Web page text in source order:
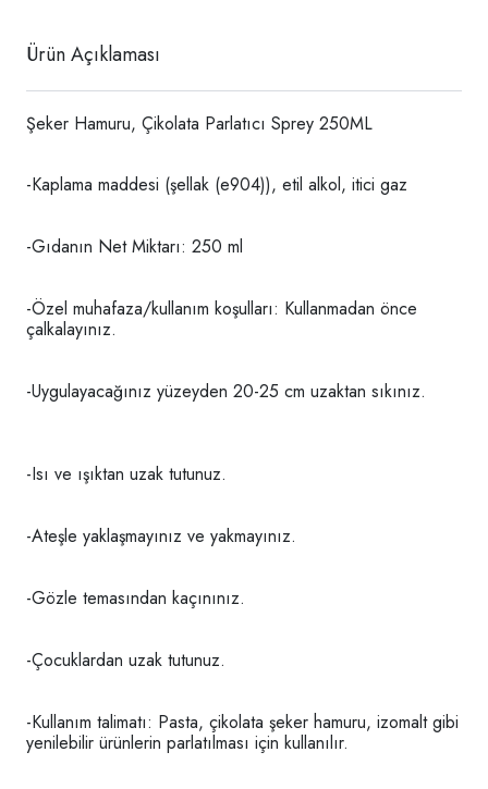
Ürün Açıklaması
Şeker Hamuru, Çikolata Parlatıcı Sprey 250ML
-Kaplama maddesi (şellak (e904)), etil alkol, itici gaz
-Gıdanın Net Miktarı: 250 ml
-Özel muhafaza/kullanım koşulları: Kullanmadan önce
çalkalayınız.
-Uygulayacağınız yüzeyden 20-25 cm uzaktan sıkınız.
-Isı ve ışıktan uzak tutunuz.
-Ateşle yaklaşmayınız ve yakmayınız.
-Gözle temasından kaçınınız.
-Çocuklardan uzak tutunuz.
-Kullanım talimatı: Pasta, çikolata şeker hamuru, izomalt gibi
yenilebilir ürünlerin parlatılması için kullanılır.